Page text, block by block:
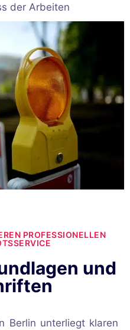
der Arbeiten
PROFESSIONELLEN
und
Berlin unterliegt klaren